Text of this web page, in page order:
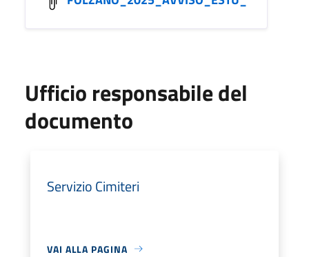
Ufficio responsabile del
documento
Servizio Cimiteri
VAI ALLA PAGINA